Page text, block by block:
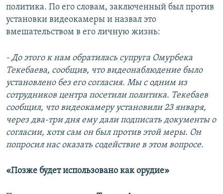
политика. По его словам, заключенный был против
установки видеокамеры и назвал это
вмешательством в его личную жизнь:
- До этого к нам обратилась супруга Омурбека
Текебаева, сообщив, что видеонаблюдение было
установлено без его согласия. Мы с одним из
сотрудников центра посетили политика. Текебаев
сообщил, что видеокамеру установили 23 января,
через два-три дня ему дали подписать документы о
согласии, хотя сам он был против этой меры. Он
попросил нас оказать содействие в этом вопросе.
«Позже будет использовано как орудие»